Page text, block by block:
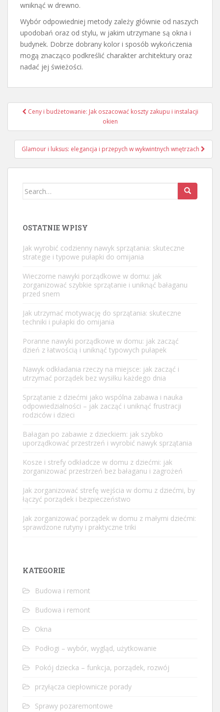
wniknąć w drewno.
Wybór odpowiedniej metody zależy głównie od naszych
upodobań oraz od stylu, w jakim utrzymane są okna i
budynek. Dobrze dobrany kolor i sposób wykończenia
mogą znacząco podkreślić charakter architektury oraz
nadać jej świeżości.
Nawigacja
Ceny i budżetowanie: Jak oszacować koszty zakupu i instalacji
okien
Glamour i luksus: elegancja i przepych w wykwintnych wnętrzach
Search
OSTATNIE WPISY
Jak wyrobić codzienny nawyk sprzątania: skuteczne
strategie i typowe pułapki do omijania
Wieczorne nawyki porządkowe w domu: jak
zorganizować szybkie sprzątanie i uniknąć bałaganu
przed snem
Jak utrzymać motywację do sprzątania: skuteczne
techniki i pułapki do omijania
Poranne nawyki porządkowe w domu: jak zacząć
dzień z łatwością i uniknąć typowych pułapek
Nawyk odkładania rzeczy na miejsce: jak zacząć i
utrzymać porządek bez wysiłku każdego dnia
Sprzątanie z dziećmi jako wspólna zabawa i nauka
odpowiedzialności – jak zacząć i uniknąć frustracji
rodziców i dzieci
Bałagan po zabawie z dzieckiem: jak szybko
uporządkować przestrzeń i wyrobić nawyk sprzątania
Kosze i strefy odkładcze w domu z dziećmi: jak
zorganizować przestrzeń bez bałaganu i zagrożeń
Jak zorganizować strefę wejścia w domu z dziećmi, by
łączyć porządek i bezpieczeństwo
Jak zorganizować porządek w domu z małymi dziećmi:
sprawdzone rutyny i praktyczne triki
KATEGORIE
Budowa i remont
Budowa i remont
Okna
Podłogi – wybór, wygląd, użytkowanie
Pokój dziecka – funkcja, porządek, rozwój
przyłącza ciepłownicze porady
Sprawy pozaremontowe